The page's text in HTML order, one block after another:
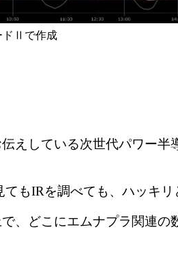
ドⅡで作成
えしている次世代パワー半
もIRを調べても、ハッキリ
、どこにエムナプラ関連の